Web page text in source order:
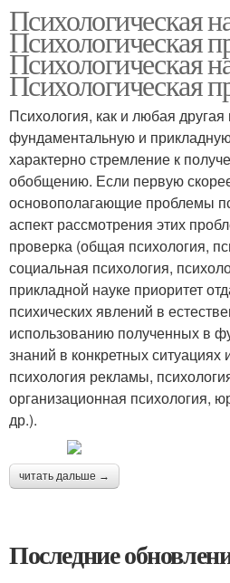
Психологическая
Психологическая
Психологическая
Психологическая
Психология, как и любая другая
фундаментальную и
характерно стремление к
обоб­щению. Если первую
основополагающие проблемы
аспект рассмотрения этих
проверка (общая психология,
социальная психология,
прикладной науке приоритет
психических явлений в
использованию полученных в
зна­ний в конкретных ситуациях
психология рекламы,
организационная психология,
др.).
читать дальше →
Последние